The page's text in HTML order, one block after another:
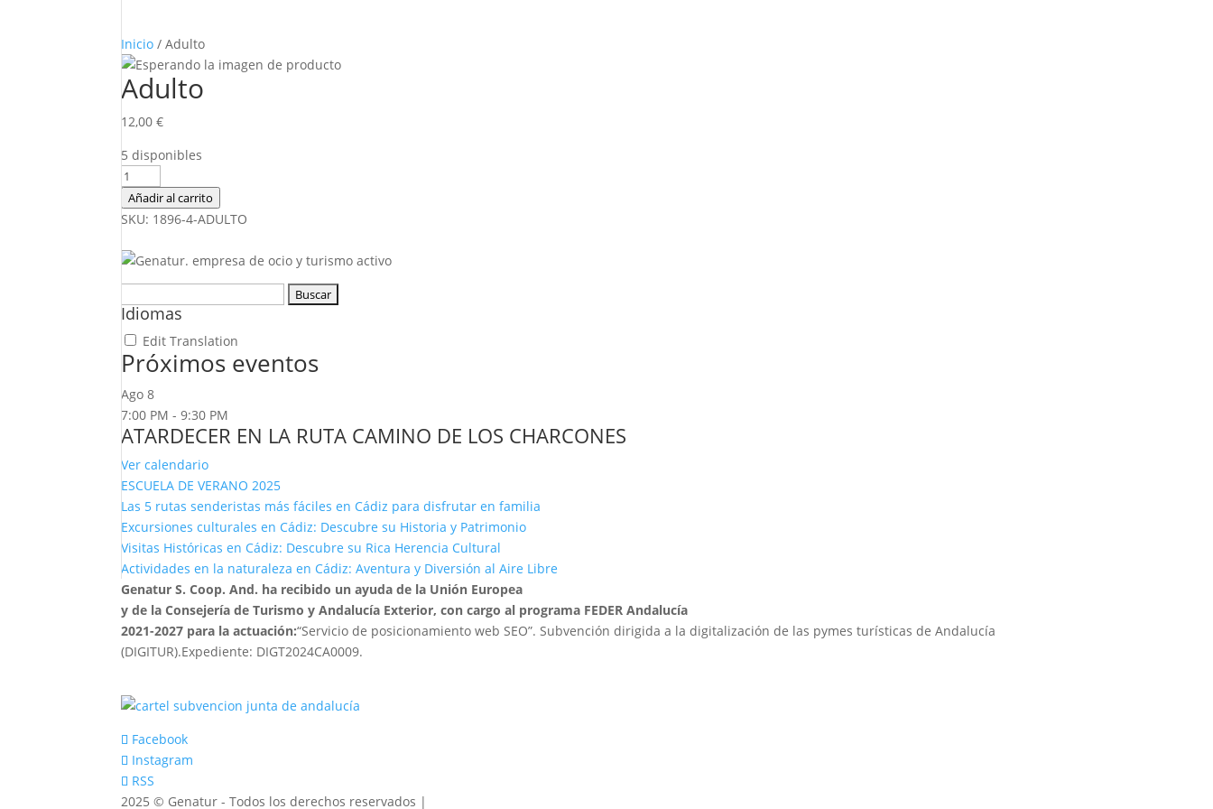
Inicio / Adulto
Adulto
12,00€
5 disponibles
Adulto
cantidad
Añadir al carrito
SKU: 1896-4-ADULTO
Idiomas
Edit Translation
Próximos eventos
Ago8
7:00 PM -9:30 PM
ATARDECER EN LA RUTA CAMINO DE LOS CHARCONES
Ver calendario
ESCUELA DE VERANO 2025
Las 5 rutas senderistas más fáciles en Cádiz para disfrutar en familia
Excursiones culturales en Cádiz: Descubre su Historia y Patrimonio
Visitas Históricas en Cádiz: Descubre su Rica Herencia Cultural
Actividades en la naturaleza en Cádiz: Aventura y Diversión al Aire Libre
Genatur S. Coop. And. ha recibido un ayuda de la Unión Europea
y de la Consejería de Turismo y Andalucía Exterior, con cargo al programa FEDER Andalucía
2021-2027 para la actuación:“Servicio de posicionamiento web SEO”. Subvención dirigida a la digitalización de las pymes turísticas de Andalucía
(DIGITUR).Expediente: DIGT2024CA0009.
Facebook
Instagram
RSS
2025 © Genatur - Todos los derechos reservados |